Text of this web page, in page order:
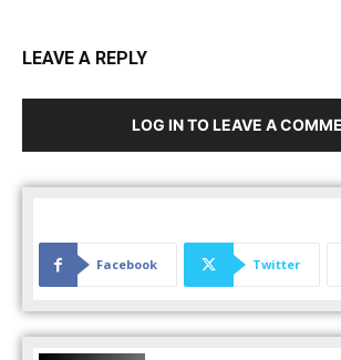
LEAVE A REPLY
LOG IN TO LEAVE A
Facebook Twitter